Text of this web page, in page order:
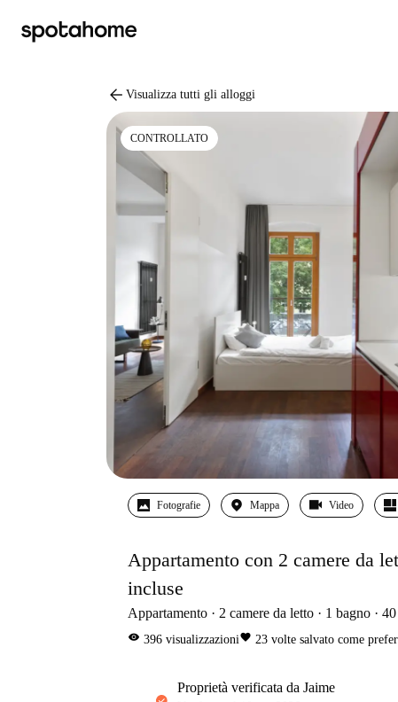
arrow_back Visualizza tutti gli alloggi
CONTROLLATO
Fotografie Mappa Video
Appartamento con 2 camere da
incluse
Appartamento 2 camere da letto 1 bagno 40
visibility 396 visualizzazionifavorite 23 volte salvato come
proprietà verificata da Jaime